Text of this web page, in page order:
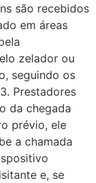
são recebidos
em áreas
zelador ou
seguindo os
Prestadores
da chegada
prévio, ele
a chamada
e, se